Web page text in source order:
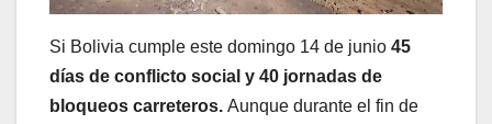
Si Bolivia cumple este domingo 14 de junio 45
días de conflicto social y 40 jornadas de
bloqueos carreteros. Aunque durante el fin de